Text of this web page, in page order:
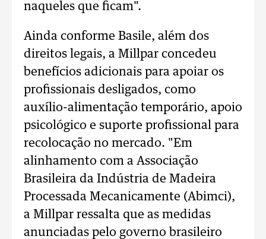
naqueles que ficam".
Ainda conforme Basile, além dos
direitos legais, a Millpar concedeu
benefícios adicionais para apoiar os
profissionais desligados, como
auxílio-alimentação temporário, apoio
psicológico e suporte profissional para
recolocação no mercado. "Em
alinhamento com a Associação
Brasileira da Indústria de Madeira
Processada Mecanicamente (Abimci),
a Millpar ressalta que as medidas
anunciadas pelo governo brasileiro